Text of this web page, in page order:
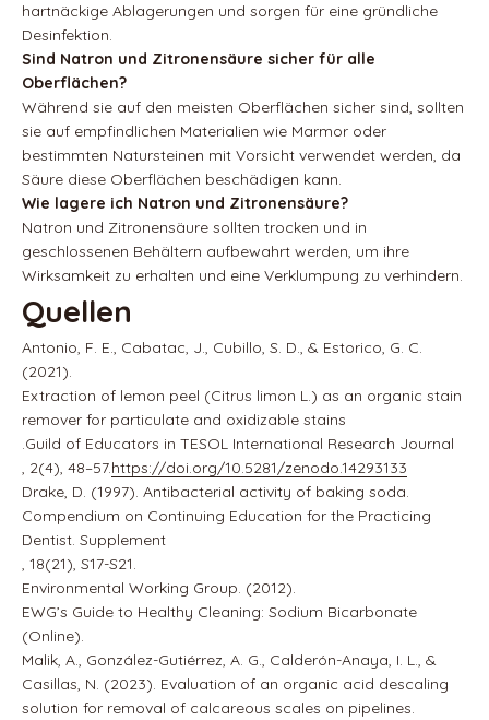
hartnäckige Ablagerungen und sorgen für eine gründliche
Desinfektion.
Sind Natron und Zitronensäure sicher für alle
Oberflächen?
Während sie auf den meisten Oberflächen sicher sind, sollten
sie auf empfindlichen Materialien wie Marmor oder
bestimmten Natursteinen mit Vorsicht verwendet werden, da
Säure diese Oberflächen beschädigen kann.
Wie lagere ich Natron und Zitronensäure?
Natron und Zitronensäure sollten trocken und in
geschlossenen Behältern aufbewahrt werden, um ihre
Wirksamkeit zu erhalten und eine Verklumpung zu verhindern.
Quellen
Antonio, F. E., Cabatac, J., Cubillo, S. D., & Estorico, G. C.
(2021).
Extraction of lemon peel (Citrus limon L.) as an organic stain
remover for particulate and oxidizable stains
.Guild of Educators in TESOL International Research Journal
, 2(4), 48–57.https://doi.org/10.5281/zenodo.14293133
Drake, D. (1997). Antibacterial activity of baking soda.
Compendium on Continuing Education for the Practicing
Dentist. Supplement
, 18(21), S17-S21.
Environmental Working Group. (2012).
EWG’s Guide to Healthy Cleaning: Sodium Bicarbonate
(Online).
Malik, A., González-Gutiérrez, A. G., Calderón-Anaya, I. L., &
Casillas, N. (2023). Evaluation of an organic acid descaling
solution for removal of calcareous scales on pipelines.